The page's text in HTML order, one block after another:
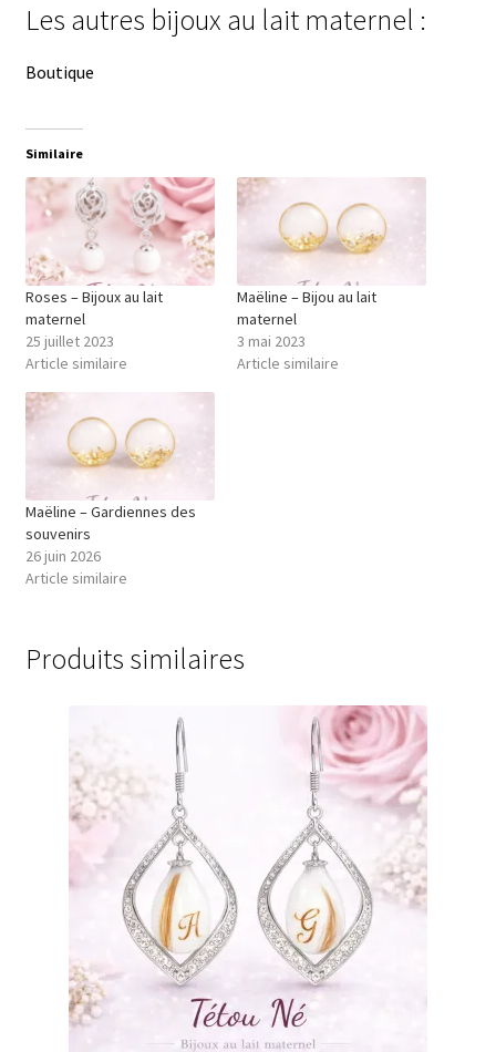
Les autres bijoux au lait maternel :
Boutique
Similaire
Roses – Bijoux au lait
maternel
25 juillet 2023
Article similaire
Maëline – Bijou au lait
maternel
3 mai 2023
Article similaire
Maëline – Gardiennes des
souvenirs
26 juin 2026
Article similaire
Produits similaires